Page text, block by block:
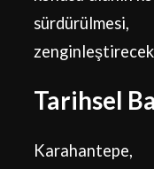
Tarihsel